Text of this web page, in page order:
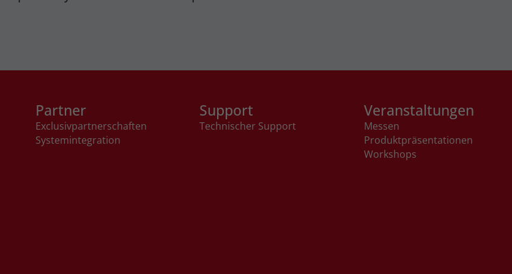
Partner
Exclusivpartnerschaften
Systemintegration
Support
Technischer Support
Veranstaltungen
Messen
Produktpräsentationen
Workshops